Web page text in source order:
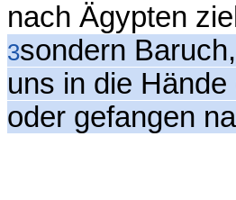
nach Ägypten
3sondern
uns in die
oder gefangen